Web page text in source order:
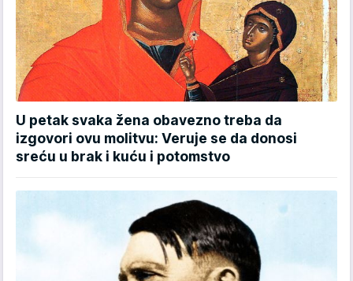
U petak svaka žena obavezno treba da
izgovori ovu molitvu: Veruje se da donosi
sreću u brak i kuću i potomstvo